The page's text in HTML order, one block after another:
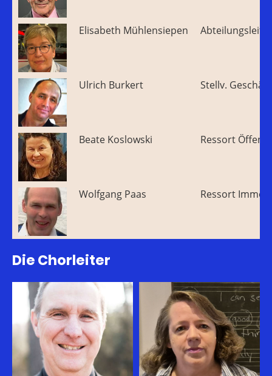
Elisabeth Mühlensiepen
Ulrich Burkert Stellv.
Beate Koslowski Ressort
Wolfgang Paas Ressort
Die Chorleiter